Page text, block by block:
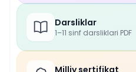
Darsliklar
1–11 sinf darsliklari PDF
Milliy sertifikat